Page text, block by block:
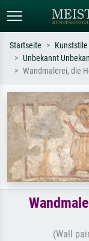
oder Stilen – z.B.
Sternennacht,
Hokusai,
Startseite Kunststile
Unbekannt
Wandmalerei, die
(Wall